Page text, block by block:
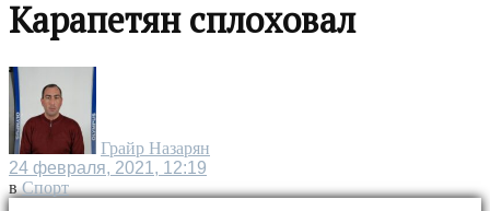
Карапетян сплоховал
Грайр Назарян
24 февраля, 2021, 12:19
в Спорт